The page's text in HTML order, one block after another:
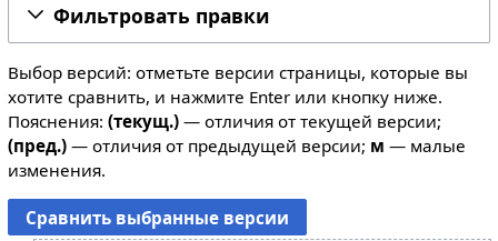
Фильтровать правки
Выбор версий: отметьте версии страницы, которые вы
хотите сравнить, и нажмите Enter или кнопку ниже.
Пояснения: (текущ.)— отличия от текущей версии;
(пред.)— отличия от предыдущей версии; м — малые
изменения.